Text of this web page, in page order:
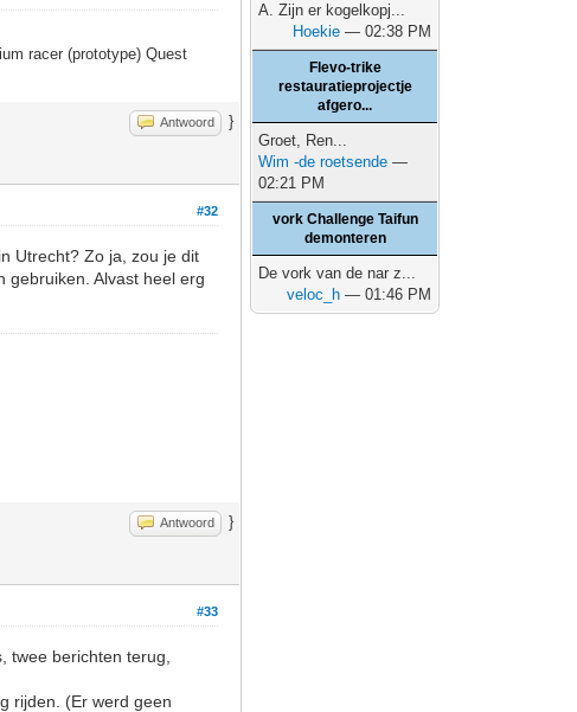
racer (prototype) Quest
Antwoord }
#32
Utrecht? Zo ja, zou je dit
gebruiken. Alvast heel erg
Antwoord }
#33
twee berichten terug,
rijden. (Er werd geen
A. Zijn er kogelkopj...
Hoekie — 02:38 PM
Flevo-trike
restauratieprojectje
afgero...
Groet, Ren...
Wim -de roetsende —
02:21 PM
vork Challenge Taifun
demonteren
De vork van de nar z...
veloc_h — 01:46 PM